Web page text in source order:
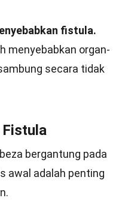
fistula.
menyebabkan organ-
secara tidak
Fistula
bergantung pada
awal adalah penting